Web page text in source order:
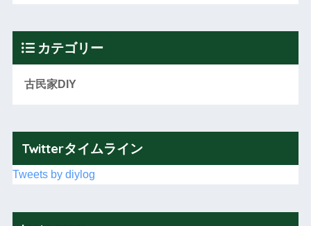
カテゴリー
古民家DIY
Twitterタイムライン
Tweets by diylog